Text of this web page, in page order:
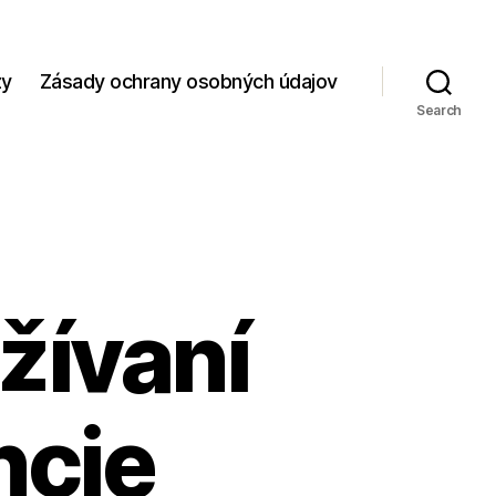
Zásady ochrany osobných údajov
Search